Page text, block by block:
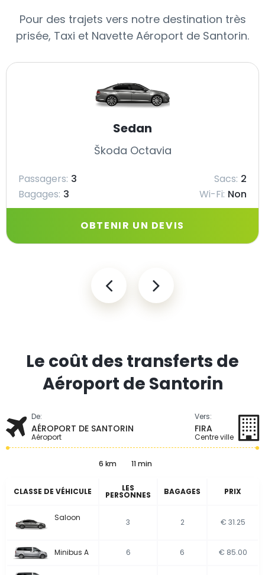
Pour des trajets vers notre destination très
prisée, Taxi et Navette Aéroport de Santorin.
Sedan
Škoda Octavia
Passagers: 3 Sacs: 2
Bagages: 3 Wi-Fi: Non
OBTENIR UN DEVIS
Le coût des transferts de
Aéroport de Santorin
De:
AÉROPORT DE SANTORIN
Aéroport
Vers:
FIRA
Centre ville
6 km 11 min
CLASSE DE VÉHICULE LES
PERSONNES BAGAGES PRIX
Saloon 3 2 € 31.25
Minibus A 6 6 € 85.00